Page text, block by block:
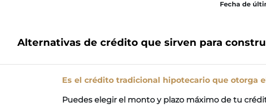
Fecha de
Alternativas de crédito que sirven para
Es el crédito tradicional hipotecario que otorga
Puedes elegir el monto y plazo máximo de tu